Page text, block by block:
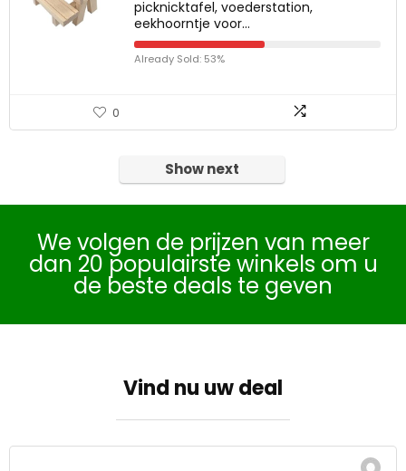
picknicktafel, voederstation,
eekhoorntje voor…
Already Sold: 53%
0
Show next
We volgen de prijzen van meer
dan 20 populairste winkels om u
de beste deals te geven
Vind nu uw deal